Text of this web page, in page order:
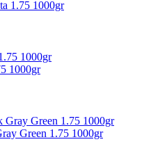
1.75 1000gr
1000gr
Green 1.75 1000gr